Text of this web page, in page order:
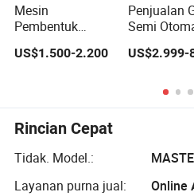
Mesin
Pembentuk
Dingin Pneumatik
US$1.500-2.200
Penjualan
Semi
Suci Telur
Wafer
Krim
US$2.999-
Rincian Cepat
Tidak. Model.:
Layanan purna jual:
Online